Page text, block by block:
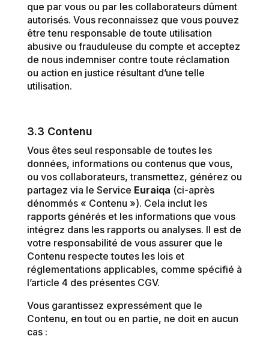
que par vous ou par les collaborateurs dûment
autorisés. Vous reconnaissez que vous pouvez
être tenu responsable de toute utilisation
abusive ou frauduleuse du compte et acceptez
de nous indemniser contre toute réclamation
ou action en justice résultant d’une telle
utilisation.
3.3 Contenu
Vous êtes seul responsable de toutes les
données, informations ou contenus que vous,
ou vos collaborateurs, transmettez, générez ou
partagez via le Service Euraiqa (ci-après
dénommés « Contenu »). Cela inclut les
rapports générés et les informations que vous
intégrez dans les rapports ou analyses. Il est de
votre responsabilité de vous assurer que le
Contenu respecte toutes les lois et
réglementations applicables, comme spécifié à
l’article 4 des présentes CGV.
Vous garantissez expressément que le
Contenu, en tout ou en partie, ne doit en aucun
cas :